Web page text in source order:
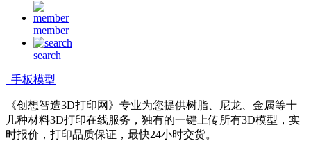
member
search
手板模型
《创想智造3D打印网》专业为您提供树脂、尼龙、金属等十
几种材料3D打印在线服务，独有的一键上传所有3D模型，实
时报价，打印品质保证，最快24小时交货。